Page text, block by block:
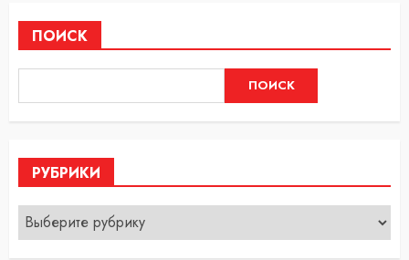
ПОИСК
ПОИСК
РУБРИКИ
Рубрики